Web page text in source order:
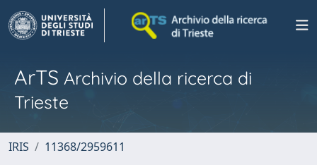
ArTS Archivio della ricerca di
Trieste
IRIS 11368/2959611